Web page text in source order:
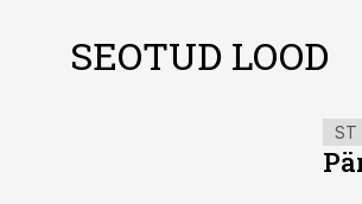
SEOTUD LOOD
ST